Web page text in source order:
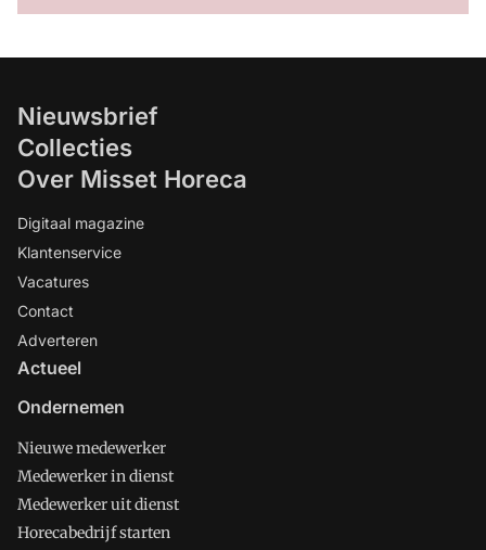
Nieuwsbrief
Collecties
Over Misset Horeca
Digitaal magazine
Klantenservice
Vacatures
Contact
Adverteren
Actueel
Ondernemen
Nieuwe medewerker
Medewerker in dienst
Medewerker uit dienst
Horecabedrijf starten